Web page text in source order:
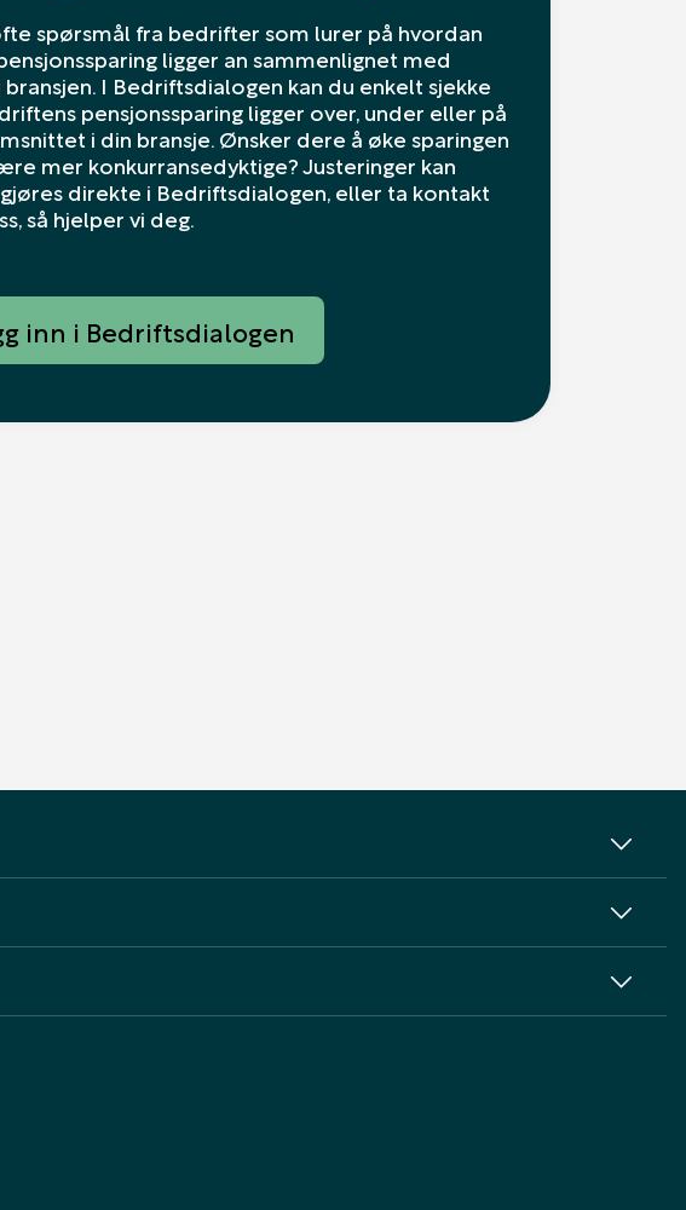
spørsmål fra bedrifter som lurer på hvordan
ligger an sammenlignet med
bransjen. I Bedriftsdialogen kan du enkelt sjekke
pensjonssparing ligger over, under eller på
i din bransje. Ønsker dere å øke sparingen
mer konkurransedyktige? Justeringer kan
direkte i Bedriftsdialogen, eller ta kontakt
så hjelper vi deg.
inn i Bedriftsdialogen